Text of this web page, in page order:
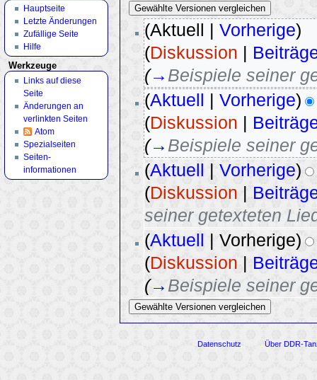
(Aktuell | Vorherige)
(Diskussion |
(→ Beispiele seiner
(Aktuell | Vorherige)
(Diskussion |
(→ Beispiele seiner
(Aktuell Vorherige)
(Diskussion
seiner getexteten
(Aktuell
| Vorherige)
(Diskussion
(→Beispiele seiner
Hauptseite
Letzte Änderungen
Zufällige Seite
Hilfe
Werkzeuge
Links auf diese
Seite
Änderungen an
verlinkten Seiten
Atom
Spezialseiten
Seiten­
informationen
Datenschutz Über DDR-